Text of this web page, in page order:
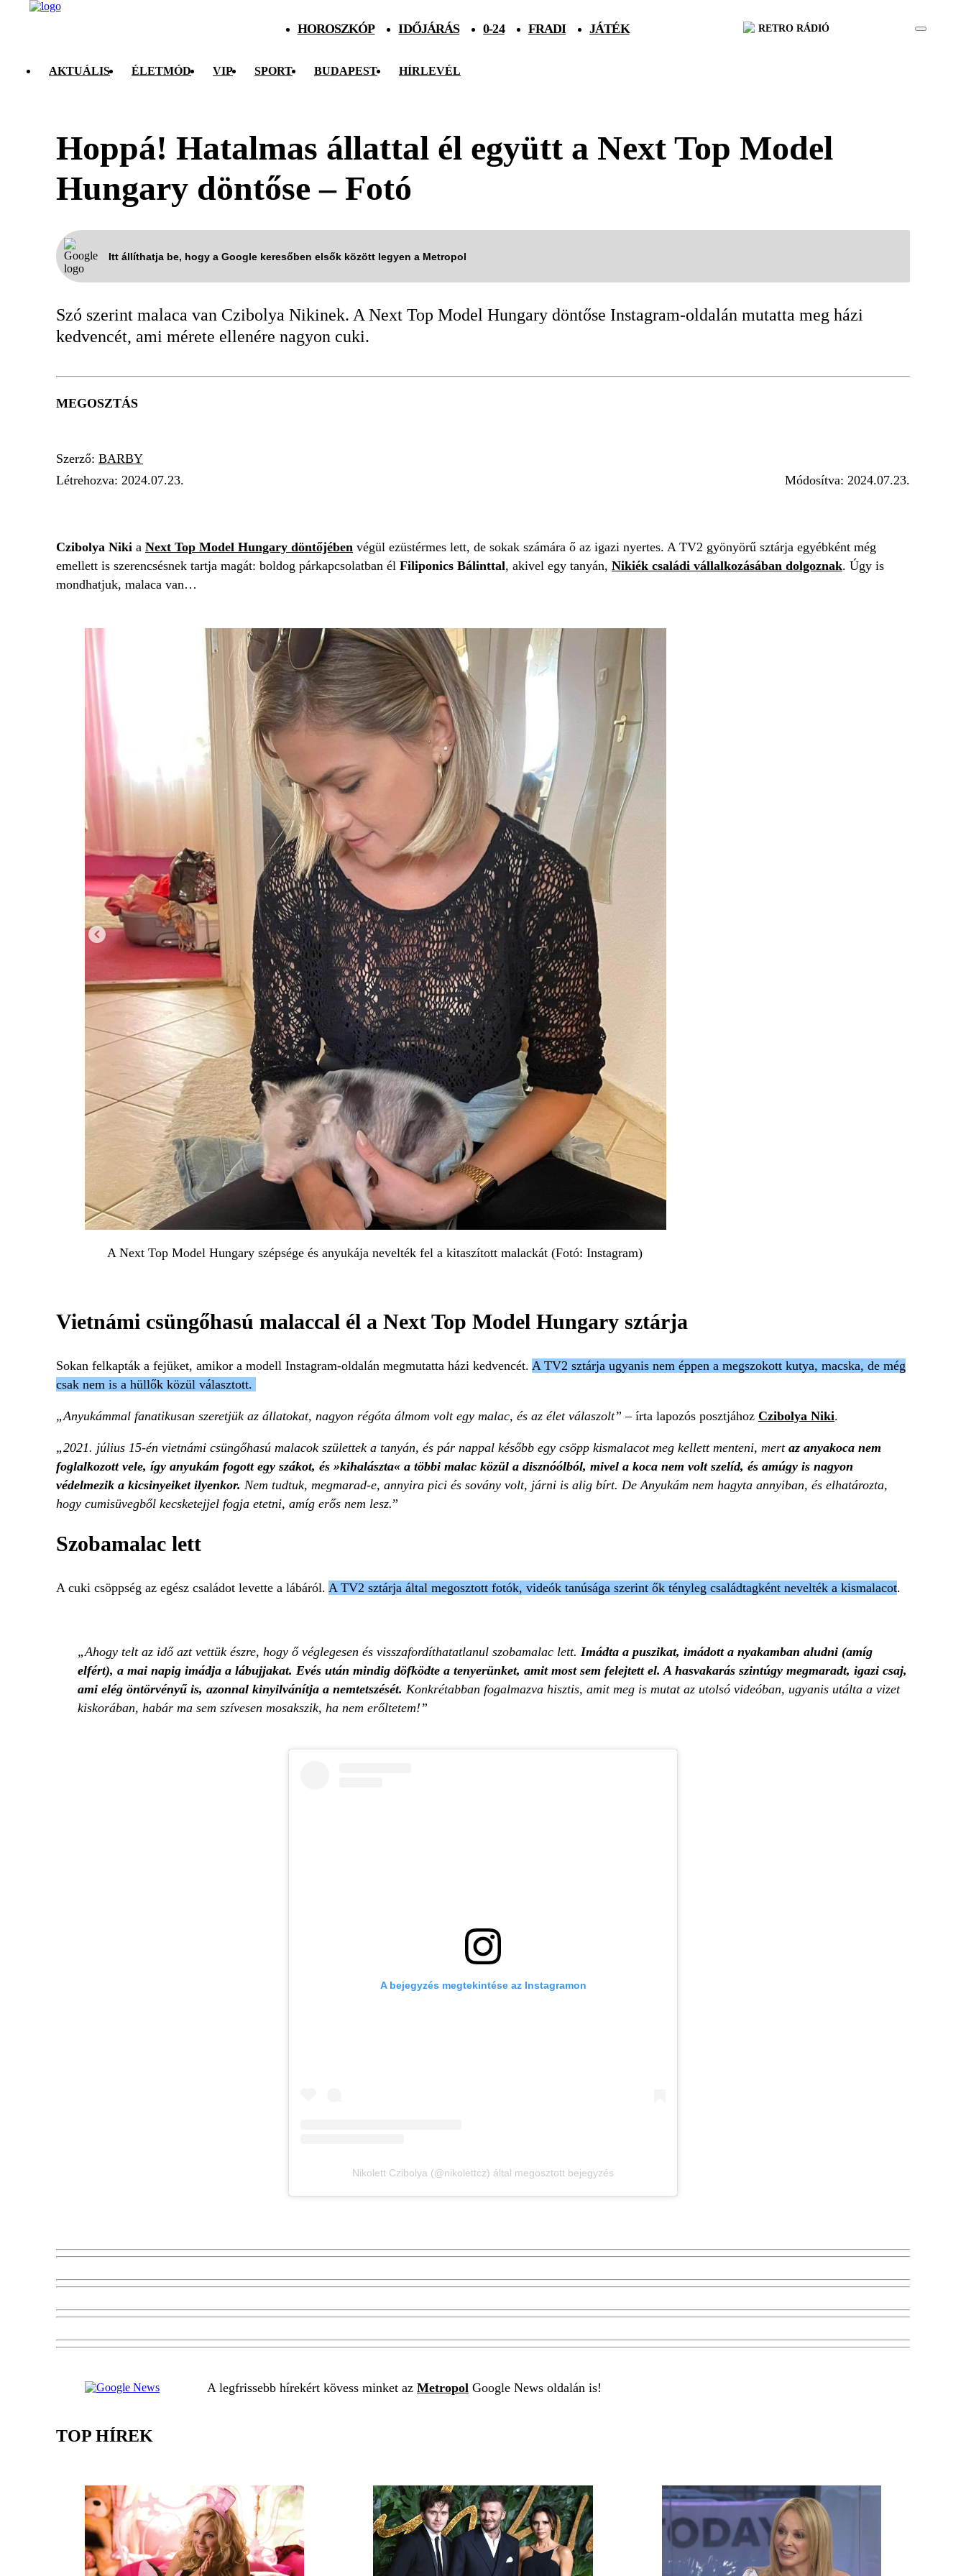
HOROSZKÓP IDŐJÁRÁS 0-24 FRADI JÁTÉK RETRO RÁDIÓ
AKTUÁLIS ÉLETMÓD VIP SPORT BUDAPEST HÍRLEVÉL
Hoppá! Hatalmas állattal él együtt a Next Top Model
Hungary döntőse – Fotó
Itt állíthatja be, hogy a Google keresőben elsők között legyen a Metropol
Szó szerint malaca van Czibolya Nikinek. A Next Top Model Hungary döntőse Instagram-oldalán mutatta meg házi
kedvencét, ami mérete ellenére nagyon cuki.
MEGOSZTÁS
Szerző: BARBY
Létrehozva: 2024.07.23. Módosítva: 2024.07.23.
Czibolya Niki a Next Top Model Hungary döntőjében végül ezüstérmes lett, de sokak számára ő az igazi nyertes. A TV2 gyönyörű sztárja egyébként még
emellett is szerencsésnek tartja magát: boldog párkapcsolatban él Filiponics Bálinttal, akivel egy tanyán, Nikiék családi vállalkozásában dolgoznak. Úgy is
mondhatjuk, malaca van…
A Next Top Model Hungary szépsége és anyukája nevelték fel a kitaszított malackát (Fotó: Instagram)
Vietnámi csüngőhasú malaccal él a Next Top Model Hungary sztárja
Sokan felkapták a fejüket, amikor a modell Instagram-oldalán megmutatta házi kedvencét. A TV2 sztárja ugyanis nem éppen a megszokott kutya, macska, de még
csak nem is a hüllők közül választott.
„Anyukámmal fanatikusan szeretjük az állatokat, nagyon régóta álmom volt egy malac, és az élet válaszolt”– írta lapozós posztjához Czibolya Niki.
„2021. július 15-én vietnámi csüngőhasú malacok születtek a tanyán, és pár nappal később egy csöpp kismalacot meg kellett menteni, mert az anyakoca nem
foglalkozott vele, így anyukám fogott egy szákot, és »kihalászta« a többi malac közül a disznóólból, mivel a koca nem volt szelíd, és amúgy is nagyon
védelmezik a kicsinyeiket ilyenkor. Nem tudtuk, megmarad-e, annyira pici és sovány volt, járni is alig bírt. De Anyukám nem hagyta annyiban, és elhatározta,
hogy cumisüvegből kecsketejjel fogja etetni, amíg erős nem lesz.”
Szobamalac lett
A cuki csöppség az egész családot levette a lábáról. A TV2 sztárja által megosztott fotók, videók tanúsága szerint ők tényleg családtagként nevelték a kismalacot.
Ahogy telt az idő azt vettük észre, hogy ő véglegesen és visszafordíthatatlanul szobamalac lett. Imádta a puszikat, imádott a nyakamban aludni (amíg
elfért), a mai napig imádja a lábujjakat. Evés után mindig döfködte a tenyerünket, amit most sem felejtett el. A hasvakarás szintúgy megmaradt, igazi csaj,
ami elég öntörvényű is, azonnal kinyilvánítja a nemtetszését. Konkrétabban fogalmazva hisztis, amit meg is mutat az utolsó videóban, ugyanis utálta a vizet
kiskorában, habár ma sem szívesen mosakszik, ha nem erőltetem!
A bejegyzés megtekintése az Instagramon
Nikolett Czibolya (@nikolettcz) által megosztott bejegyzés
A legfrissebb hírekért kövess minket az Metropol Google News oldalán is!
TOP HÍREK